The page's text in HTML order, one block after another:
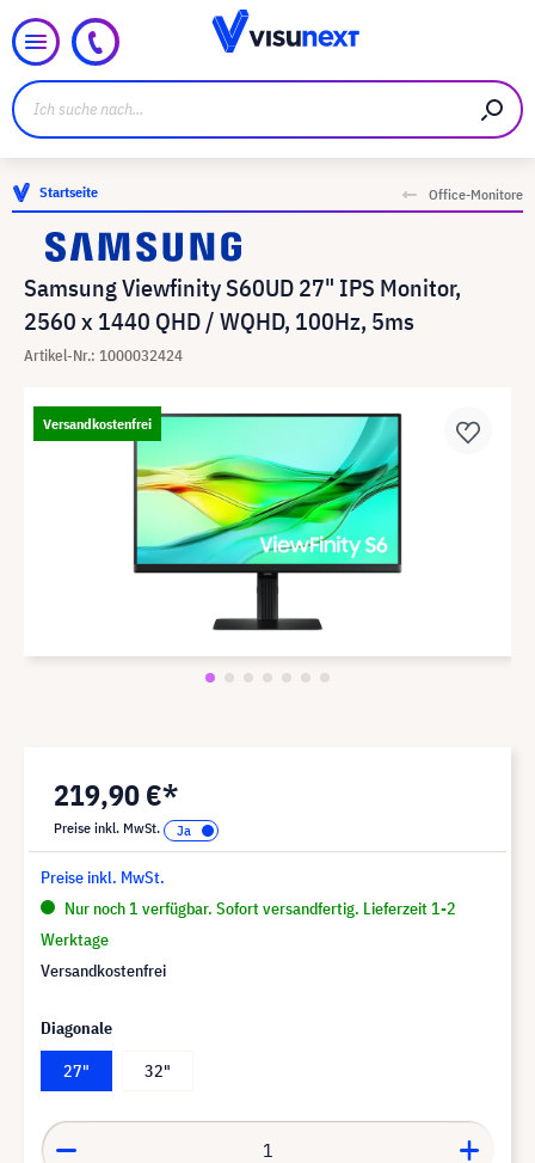
Startseite Office-Monitore
Samsung Viewfinity S60UD 27" IPS Monitor,
2560 x 1440 QHD / WQHD, 100Hz, 5ms
Artikel-Nr.: 1000032424
Versandkostenfrei
219,90 €*
Preise inkl. MwSt.
Preise inkl. MwSt.
Nur noch 1 verfügbar. Sofort versandfertig. Lieferzeit 1-2
Werktage
Versandkostenfrei
Diagonale
27"
32"